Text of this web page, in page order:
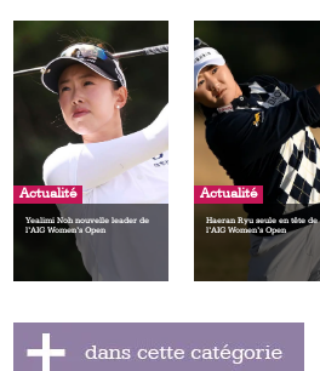
Actualité
Yealimi Noh nouvelle leader de
l’AIG Women’s Open
Actualité
Haeran Ryu seule en tête de
l’AIG Women’s Open